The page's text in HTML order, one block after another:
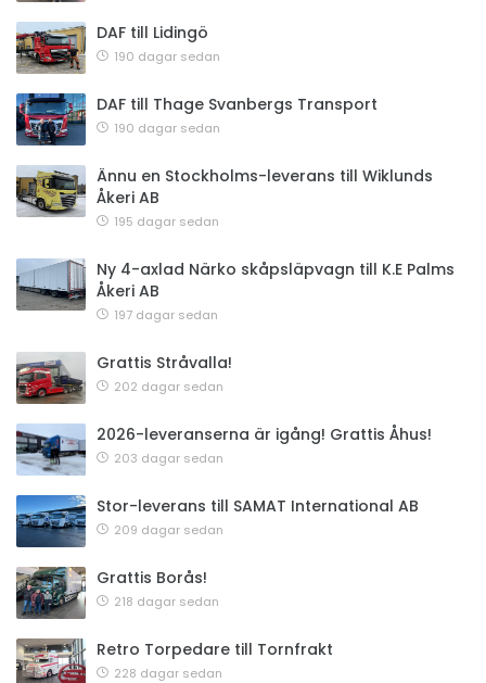
DAF till Lidingö
190 dagar sedan
DAF till Thage Svanbergs Transport
190 dagar sedan
Ännu en Stockholms-leverans till Wiklunds
Åkeri AB
195 dagar sedan
Ny 4-axlad Närko skåpsläpvagn till K.E Palms
Åkeri AB
197 dagar sedan
Grattis Stråvalla!
202 dagar sedan
2026-leveranserna är igång! Grattis Åhus!
203 dagar sedan
Stor-leverans till SAMAT International AB
209 dagar sedan
Grattis Borås!
218 dagar sedan
Retro Torpedare till Tornfrakt
228 dagar sedan